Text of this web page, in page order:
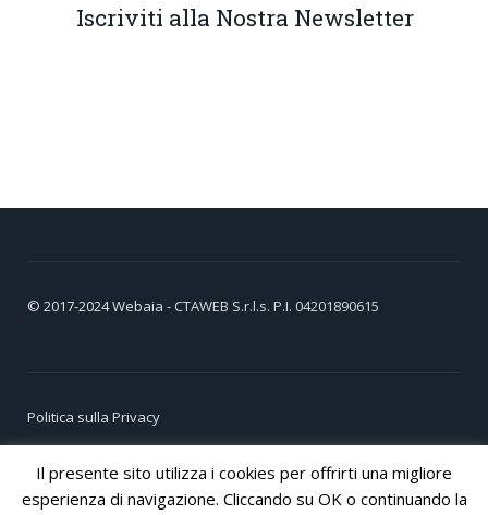
Iscriviti alla Nostra Newsletter
© 2017-2024Webaia - CTAWEB S.r.l.s. P.I. 04201890615
Politica sulla Privacy
Cookie Policy
Il presente sito utilizza i cookies per offrirti una migliore
esperienza di navigazione. Cliccando su OK o continuando la